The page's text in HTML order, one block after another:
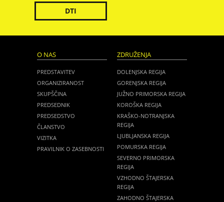
DTI
O NAS
PREDSTAVITEV
ORGANIZIRANOST
SKUPŠČINA
PREDSEDNIK
PREDSEDSTVO
ČLANSTVO
VIZITKA
PRAVILNIK O ZASEBNOSTI
ZDRUŽENJA
DOLENJSKA REGIJA
GORENJSKA REGIJA
JUŽNO PRIMORSKA REGIJA
KOROŠKA REGIJA
KRAŠKO-NOTRANJSKA
REGIJA
LJUBLJANSKA REGIJA
POMURSKA REGIJA
SEVERNO PRIMORSKA
REGIJA
VZHODNO ŠTAJERSKA
REGIJA
ZAHODNO ŠTAJERSKA